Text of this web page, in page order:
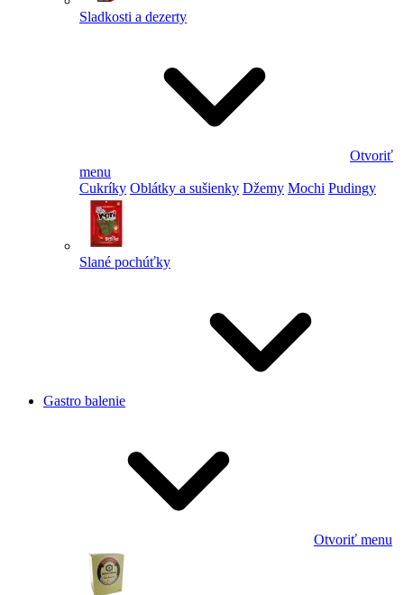
Sladkosti a dezerty
Otvoriť
menu
Cukríky Oblátky a sušienky Džemy Mochi Pudingy
Slané pochúťky
Gastro balenie
Otvoriť menu